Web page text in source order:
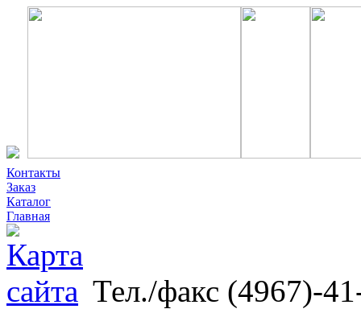
Контакты
Заказ
Каталог
Главная
Тел./факс (4967)-